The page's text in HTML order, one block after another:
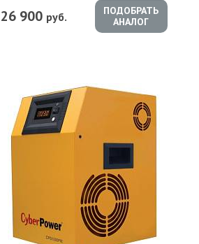
26 900 руб.
ПОДОБРАТЬ
АНАЛОГ